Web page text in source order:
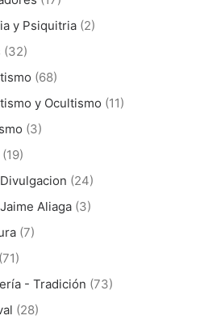
y Psiquitria (2)
(32)
(68)
y Ocultismo (11)
(3)
(19)
(24)
Aliaga (3)
(7)
(71)
- Tradición (73)
(28)